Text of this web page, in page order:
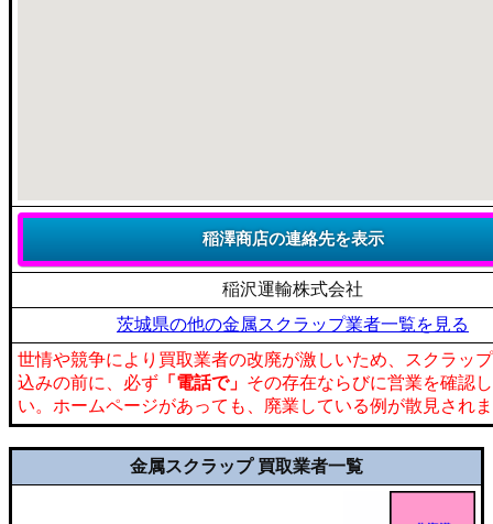
稲沢運輸株式会社
茨城県の他の金属スクラップ業者一覧を見る
世情や競争により買取業者の改廃が激しいため、スクラッ
込みの前に、必ず 「電話で」 その存在ならびに営業を確認
い。ホームページがあっても、廃業している例が散見され
金属スクラップ 買取業者一覧